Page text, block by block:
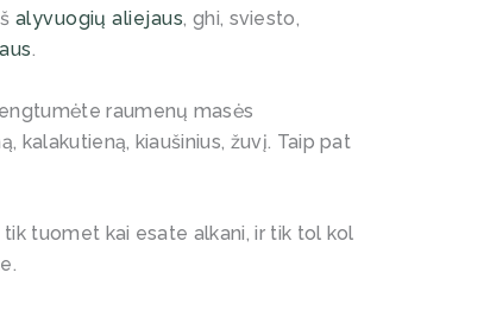
alyvuogių aliejaus, ghi, sviesto,
.
raumenų masės
kalakutieną, kiaušinius, žuvį. Taip pat
tuomet kai esate alkani, ir tik tol kol